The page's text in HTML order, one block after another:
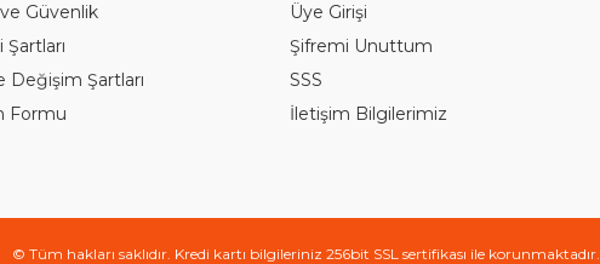
Güvenlik
Şartları
Değişim Şartları
Formu
Üye Girişi
Şifremi Unuttum
SSS
İletişim Bilgilerimiz
© Tüm hakları saklıdır. Kredi kartı bilgileriniz 256bit SSL sertifikası ile korunmaktadır.